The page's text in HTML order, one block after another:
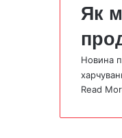
Як
Новина
Read